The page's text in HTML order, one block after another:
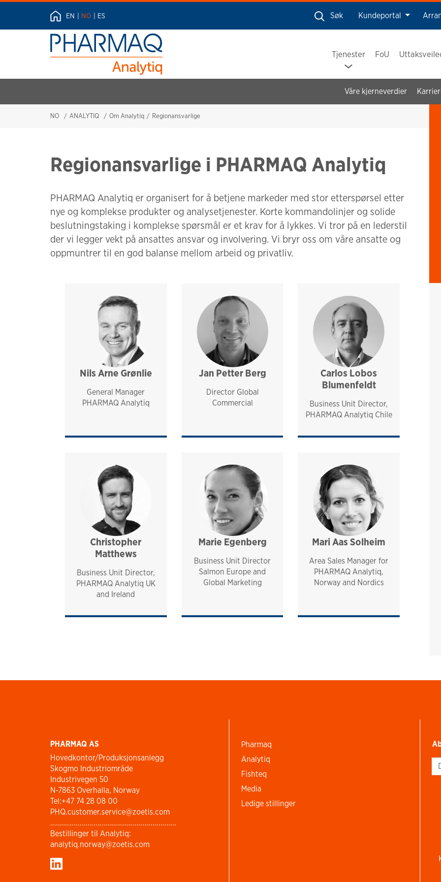
EN NO ES Søk Kundeportal
Tjenester FoU
Våre kjerneverdier
NO ANALYTIQ Om Analytiq Regionansvarlige
Regionansvarlige i PHARMAQ Analytiq
PHARMAQ Analytiq er organisert for å betjene markeder med stor etterspørsel etter
nye og komplekse produkter og analysetjenester. Korte kommandolinjer og solide
beslutningstaking i komplekse spørsmål er et krav for å lykkes. Vi tror på en lederstil
der vi legger vekt på ansattes ansvar og involvering. Vi bryr oss om våre ansatte og
oppmuntrer til en god balanse mellom arbeid og privatliv.
management
analytiq
pharmaq
norway and nordics
Nils Arne Grønlie
General Manager
PHARMAQ Analytiq
sales and technical support
analytiq
norway and nordics
Jan Petter Berg
Director Global
Commercial
analytiq
chile
Carlos Lobos
Blumenfeldt
Business Unit Director,
PHARMAQ Analytiq Chile
analytiq
uk and ireland
Christopher
Matthews
Business Unit Director,
PHARMAQ Analytiq UK
and Ireland
sales and technical support
management
pharmaq
analytiq
norway and nordics
Marie Egenberg
Business Unit Director
Salmon Europe and
Global Marketing
sales and technical
analytiq
pharmaq
norway and nordics
Mari Aas Solheim
Area Sales Manager for
PHARMAQ Analytiq,
Norway and Nordics
PHARMAQ AS
Hovedkontor/Produksjonsanlegg
Skogmo Industriområde
Industrivegen 50
N-7863 Overhalla, Norway
Tel:+47 74 28 08 00
PHQ.customer.service@zoetis.com
................................................................
Bestillinger til Analytiq:
analytiq.norway@zoetis.com
Pharmaq
Analytiq
Fishteq
Media
Ledige stillinger